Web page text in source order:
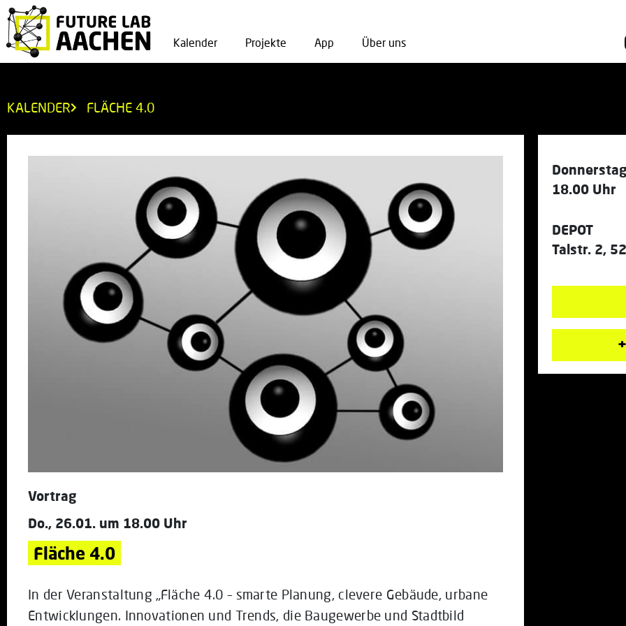
Kalender Projekte App Über uns
KALENDER FLÄCHE 4.0
Vortrag
Do., 26.01. um 18.00 Uhr
Fläche 4.0
In der Veranstaltung „Fläche 4.0 – smarte Planung, clevere Gebäude, urbane
Entwicklungen. Innovationen und Trends, die Baugewerbe und Stadtbild
18.00 Uhr
DEPOT
Talstr. 2,